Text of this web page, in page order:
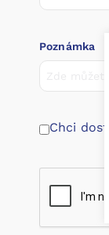
Poznámka
Chci